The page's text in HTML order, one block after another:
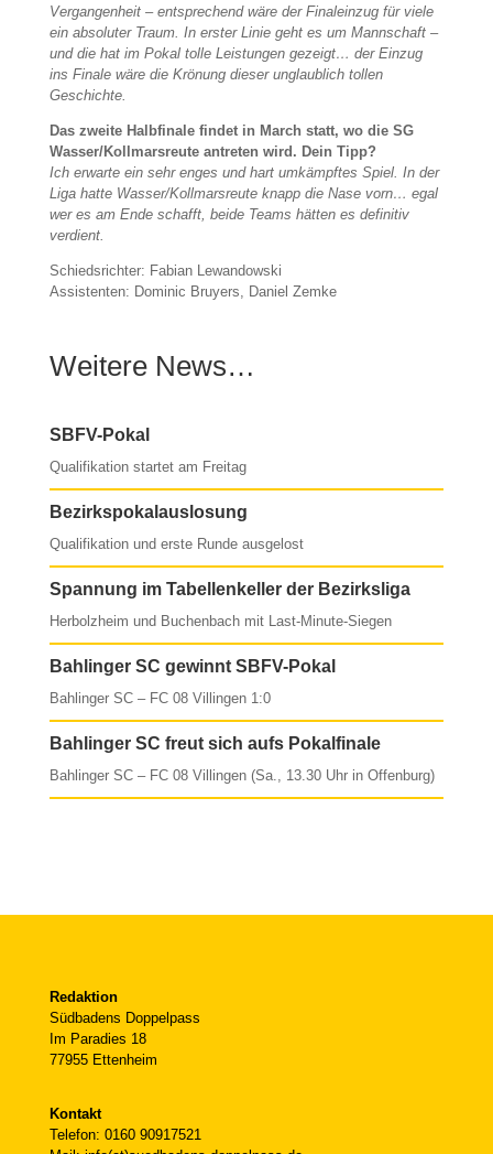
Vergangenheit – entsprechend wäre der Finaleinzug für viele
ein absoluter Traum. In erster Linie geht es um Mannschaft –
und die hat im Pokal tolle Leistungen gezeigt… der Einzug
ins Finale wäre die Krönung dieser unglaublich tollen
Geschichte.
Das zweite Halbfinale findet in March statt, wo die SG
Wasser/Kollmarsreute antreten wird. Dein Tipp?
Ich erwarte ein sehr enges und hart umkämpftes Spiel. In der
Liga hatte Wasser/Kollmarsreute knapp die Nase vorn… egal
wer es am Ende schafft, beide Teams hätten es definitiv
verdient.
Schiedsrichter: Fabian Lewandowski
Assistenten: Dominic Bruyers, Daniel Zemke
Weitere News…
SBFV-Pokal
Qualifikation startet am Freitag
Bezirkspokalauslosung
Qualifikation und erste Runde ausgelost
Spannung im Tabellenkeller der Bezirksliga
Herbolzheim und Buchenbach mit Last-Minute-Siegen
Bahlinger SC gewinnt SBFV-Pokal
Bahlinger SC – FC 08 Villingen 1:0
Bahlinger SC freut sich aufs Pokalfinale
Bahlinger SC – FC 08 Villingen (Sa., 13.30 Uhr in Offenburg)
Redaktion
Südbadens Doppelpass
Im Paradies 18
77955 Ettenheim
Kontakt
Telefon: 0160 90917521